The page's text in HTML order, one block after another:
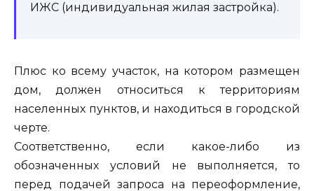
ИЖС (индивидуальная жилая застройка).
Плюс ко всему участок, на котором размещен
дом, должен относиться к территориям
населенных пунктов, и находиться в городской
черте.
Соответственно, если какое-либо из
обозначенных условий не выполняется, то
перед подачей запроса на переоформление,